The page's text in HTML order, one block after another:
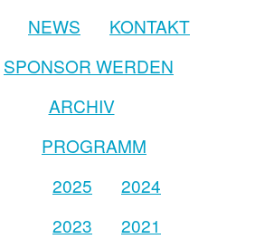
NEWS
KONTAKT
SPONSOR WERDEN
ARCHIV
PROGRAMM
2025
2024
2023
2021